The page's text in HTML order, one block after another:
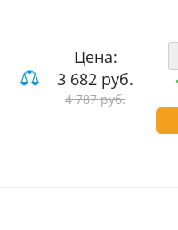
(LED)
Цена:
3 682 руб.
4 787 руб.